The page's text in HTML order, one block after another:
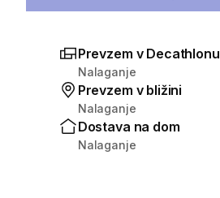
Prevzem v Decathlonu
Nalaganje
Prevzem v bližini
Nalaganje
Dostava na dom
Nalaganje